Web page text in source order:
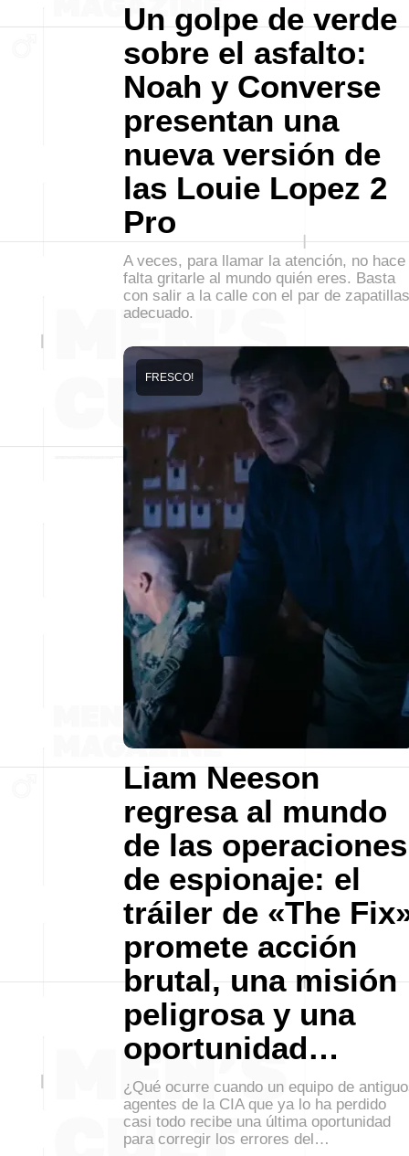
Un golpe de verde
sobre el asfalto:
Noah y Converse
presentan una
nueva versión de
las Louie Lopez 2
Pro
A veces, para llamar la atención, no hace
falta gritarle al mundo quién eres. Basta
con salir a la calle con el par de zapatillas
adecuado.
Liam Neeson
regresa al mundo
de las operaciones
de espionaje: el
tráiler de «The
promete acción
brutal, una misión
peligrosa y una
oportunidad…
FRESCO!
¿Qué ocurre cuando un equipo de
agentes de la CIA que ya lo ha perdido
casi todo recibe una última oportunidad
para corregir los errores del…